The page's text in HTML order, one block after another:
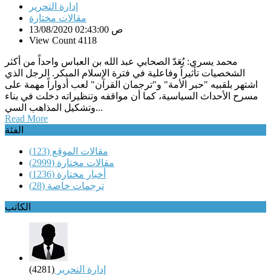
إدارة التحرير
مقالات مختارة
13/08/2020 02:43:00 ص
View Count 4118
محمد يسري: يُعَدّ الصحابي عبد الله بن العباس واحداً من أكثر
الشخصيات تأثيراً وفاعلية في فترة الإسلام المبكر. الرجل الذي
اشتهر بلقبيه "حبر الأمة" و"ترجمان القرآن" لعب أدواراً مهمة على
مسرح الأحداث السياسية، كما أن مواقفه وتنظيراته دخلت في بناء
وتشكيل المذاهب السي...
Read More
الفئة
مقالات الموقع (123)
مقالات مختارة (2999)
أخبار مختارة (1236)
ترجمات خاصة (28)
الكاتب
إدارة التحرير (4281)